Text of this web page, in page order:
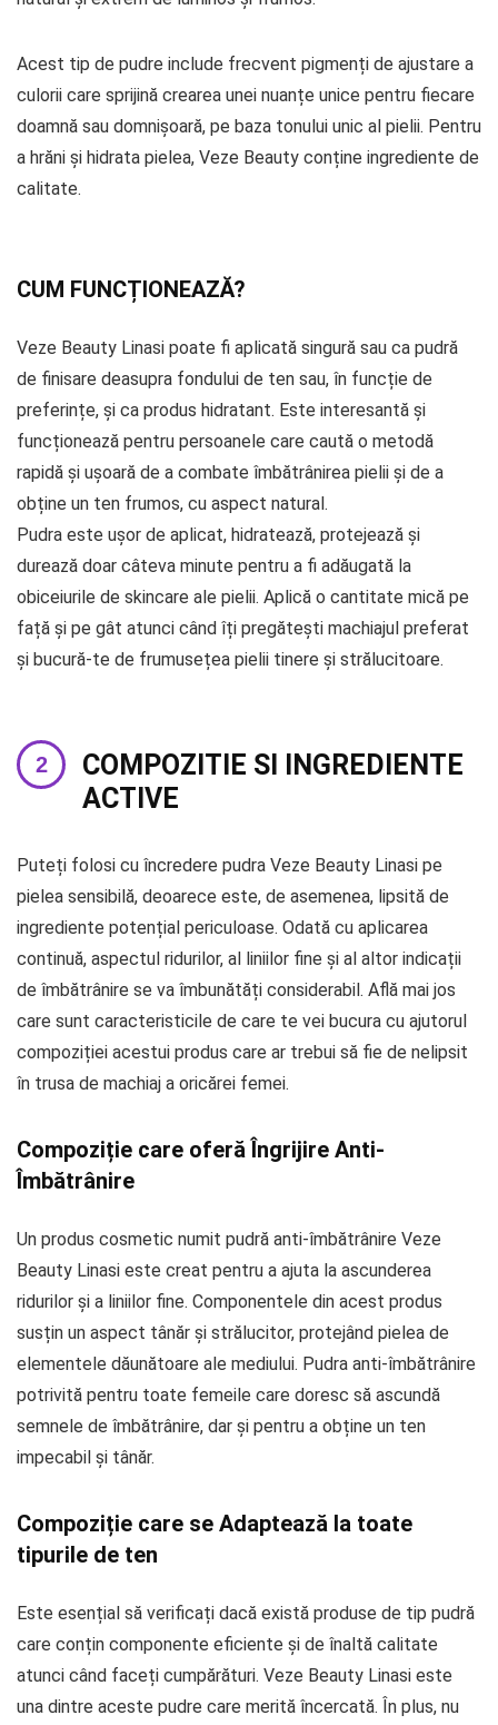
Acest tip de pudre include frecvent pigmenți de ajustare a
culorii care sprijină crearea unei nuanțe unice pentru fiecare
doamnă sau domnișoară, pe baza tonului unic al pielii. Pentru
a hrăni și hidrata pielea, Veze Beauty conține ingrediente de
calitate.
CUM FUNCȚIONEAZĂ?
Veze Beauty Linasi poate fi aplicată singură sau ca pudră
de finisare deasupra fondului de ten sau, în funcție de
preferințe, și ca produs hidratant. Este interesantă și
funcționează pentru persoanele care caută o metodă
rapidă și ușoară de a combate îmbătrânirea pielii și de a
obține un ten frumos, cu aspect natural.
Pudra este ușor de aplicat, hidratează, protejează și
durează doar câteva minute pentru a fi adăugată la
obiceiurile de skincare ale pielii. Aplică o cantitate mică pe
față și pe gât atunci când îți pregătești machiajul preferat
și bucură-te de frumusețea pielii tinere și strălucitoare.
COMPOZITIE SI INGREDIENTE
ACTIVE
Puteți folosi cu încredere pudra Veze Beauty Linasi pe
pielea sensibilă, deoarece este, de asemenea, lipsită de
ingrediente potențial periculoase. Odată cu aplicarea
continuă, aspectul ridurilor, al liniilor fine și al altor indicații
de îmbătrânire se va îmbunătăți considerabil. Află mai jos
care sunt caracteristicile de care te vei bucura cu ajutorul
compoziției acestui produs care ar trebui să fie de nelipsit
în trusa de machiaj a oricărei femei.
Compoziție care oferă Îngrijire Anti-
Îmbătrânire
Un produs cosmetic numit pudră anti-îmbătrânire Veze
Beauty Linasi este creat pentru a ajuta la ascunderea
ridurilor și a liniilor fine. Componentele din acest produs
susțin un aspect tânăr și strălucitor, protejând pielea de
elementele dăunătoare ale mediului. Pudra anti-îmbătrânire
potrivită pentru toate femeile care doresc să ascundă
semnele de îmbătrânire, dar și pentru a obține un ten
impecabil și tânăr.
Compoziție care se Adaptează la toate
tipurile de ten
Este esențial să verificați dacă există produse de tip pudră
care conțin componente eficiente și de înaltă calitate
atunci când faceți cumpărături. Veze Beauty Linasi este
una dintre aceste pudre care merită încercată. În plus, nu